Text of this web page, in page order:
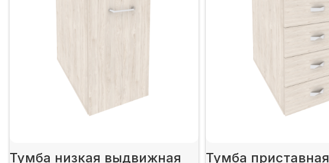
Тумба низкая выдвижная
Тумба приставная